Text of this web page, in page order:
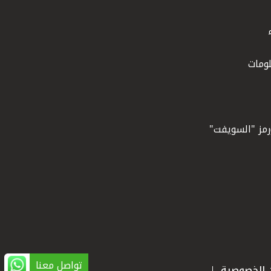
تواصل معنا
"السويفت"